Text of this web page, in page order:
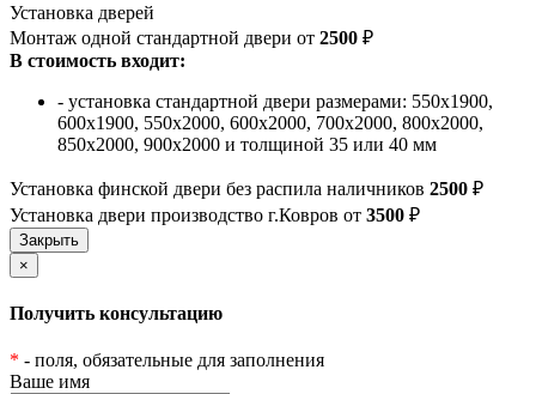
Установка дверей
Монтаж одной стандартной двери от 2500 ₽
В стоимость входит:
- установка стандартной двери размерами: 550х1900,
600х1900, 550х2000, 600х2000, 700х2000, 800х2000,
850х2000, 900х2000 и толщиной 35 или 40 мм
Установка финской двери без распила наличников 2500 ₽
Установка двери производство г.Ковров от 3500 ₽
×
Получить консультацию
* - поля, обязательные для заполнения
Ваше имя